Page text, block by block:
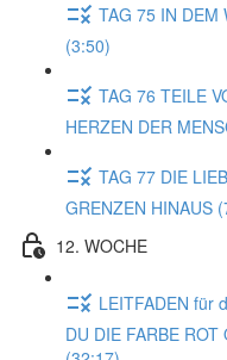
TAG 75 IN DEM
(3:50)
TAG 76 TEILE
HERZEN DER
TAG 77 DIE
GRENZEN HINAUS
12. WOCHE
LEITFADEN für
DU DIE FARBE